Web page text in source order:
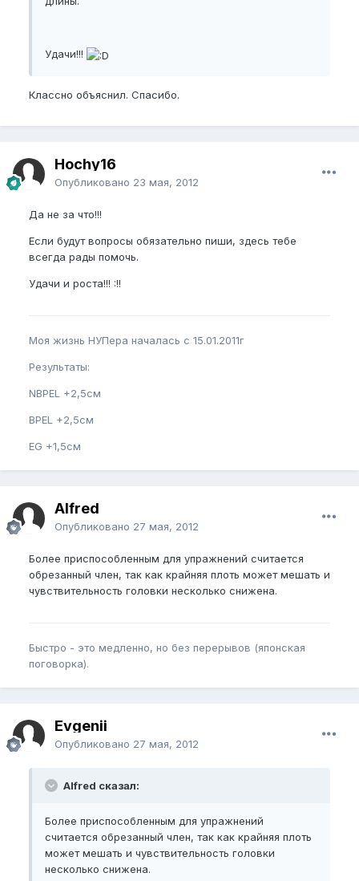
Удачи!!!
Классно объяснил. Спасибо.
Hochy16
Опубликовано 23 мая, 2012
Да не за что!!!
Если будут вопросы обязательно пиши, здесь тебе
всегда рады помочь.
Удачи и роста!!! :!!
Моя жизнь НУПера началась с 15.01.2011г
Результаты:
NBPEL +2,5см
BPEL +2,5см
EG +1,5см
Alfred
Опубликовано 27 мая, 2012
Более приспособленным для упражнений считается
обрезанный член, так как крайняя плоть может мешать и
чувствительность головки несколько снижена.
Быстро - это медленно, но без перерывов (японская
поговорка).
Evgenii
Опубликовано 27 мая, 2012
Alfred сказал:
Более приспособленным для упражнений
считается обрезанный член, так как крайняя плоть
может мешать и чувствительность головки
несколько снижена.